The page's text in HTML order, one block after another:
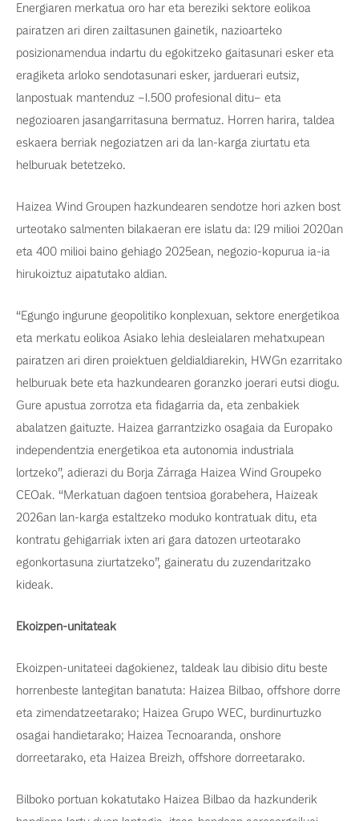
Energiaren merkatua oro har eta bereziki sektore eolikoa
pairatzen ari diren zailtasunen gainetik, nazioarteko
posizionamendua indartu du egokitzeko gaitasunari esker eta
eragiketa arloko sendotasunari esker, jarduerari eutsiz,
lanpostuak mantenduz –1.500 profesional ditu– eta
negozioaren jasangarritasuna bermatuz. Horren harira, taldea
eskaera berriak negoziatzen ari da lan-karga ziurtatu eta
helburuak betetzeko.
Haizea Wind Groupen hazkundearen sendotze hori azken bost
urteotako salmenten bilakaeran ere islatu da: 129 milioi 2020an
eta 400 milioi baino gehiago 2025ean, negozio-kopurua ia-ia
hirukoiztuz aipatutako aldian.
“Egungo ingurune geopolitiko konplexuan, sektore energetikoa
eta merkatu eolikoa Asiako lehia desleialaren mehatxupean
pairatzen ari diren proiektuen geldialdiarekin, HWGn ezarritako
helburuak bete eta hazkundearen goranzko joerari eutsi diogu.
Gure apustua zorrotza eta fidagarria da, eta zenbakiek
abalatzen gaituzte. Haizea garrantzizko osagaia da Europako
independentzia energetikoa eta autonomia industriala
lortzeko”, adierazi du Borja Zárraga Haizea Wind Groupeko
CEOak. “Merkatuan dagoen tentsioa gorabehera, Haizeak
2026an lan-karga estaltzeko moduko kontratuak ditu, eta
kontratu gehigarriak ixten ari gara datozen urteotarako
egonkortasuna ziurtatzeko”, gaineratu du zuzendaritzako
kideak.
Ekoizpen-unitateak
Ekoizpen-unitateei dagokienez, taldeak lau dibisio ditu beste
horrenbeste lantegitan banatuta: Haizea Bilbao, offshore dorre
eta zimendatzeetarako; Haizea Grupo WEC, burdinurtuzko
osagai handietarako; Haizea Tecnoaranda, onshore
dorreetarako, eta Haizea Breizh, offshore dorreetarako.
Bilboko portuan kokatutako Haizea Bilbao da hazkunderik